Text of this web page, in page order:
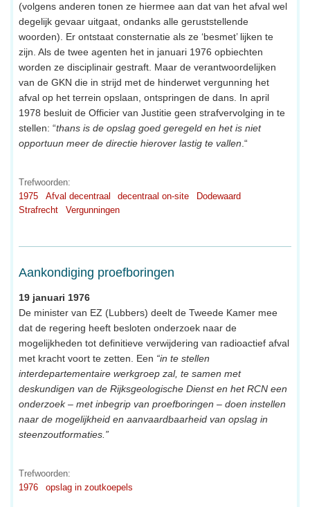
(volgens anderen tonen ze hiermee aan dat van het afval wel
degelijk gevaar uitgaat, ondanks alle geruststellende
woorden). Er ontstaat consternatie als ze ‘besmet’ lijken te
zijn. Als de twee agenten het in januari 1976 opbiechten
worden ze disciplinair gestraft. Maar de verantwoordelijken
van de GKN die in strijd met de hinderwet vergunning het
afval op het terrein opslaan, ontspringen de dans. In april
1978 besluit de Officier van Justitie geen strafvervolging in te
stellen: “thans is de opslag goed geregeld en het is niet
opportuun meer de directie hierover lastig te vallen.“
Trefwoorden:
1975
Afval decentraal decentraal on-site
Dodewaard
Strafrecht
Vergunningen
Aankondiging proefboringen
19 januari 1976
De minister van EZ (Lubbers) deelt de Tweede Kamer mee
dat de regering heeft besloten onderzoek naar de
mogelijkheden tot definitieve verwijdering van radioactief afval
met kracht voort te zetten. Een “in te stellen
interdepartementaire werkgroep zal, te samen met
deskundigen van de Rijksgeologische Dienst en het RCN een
onderzoek – met inbegrip van proefboringen – doen instellen
naar de mogelijkheid en aanvaardbaarheid van opslag in
steenzoutformaties.”
Trefwoorden:
1976
opslag in zoutkoepels